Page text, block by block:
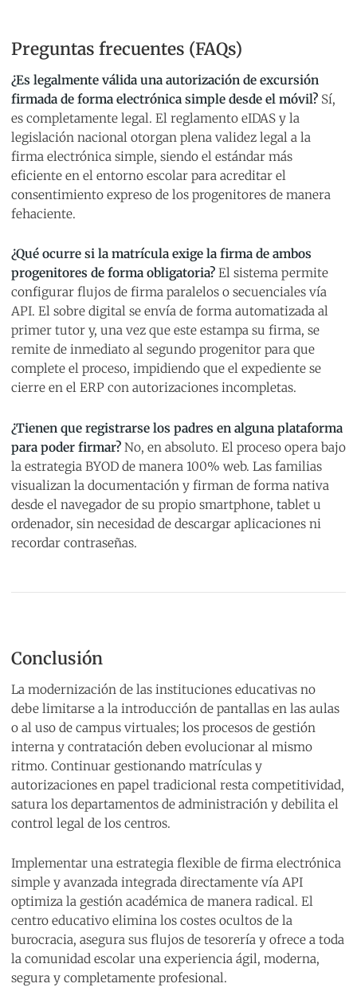
Preguntas frecuentes (FAQs)
¿Es legalmente válida una autorización de excursión
firmada de forma electrónica simple desde el móvil? Sí,
es completamente legal. El reglamento eIDAS y la
legislación nacional otorgan plena validez legal a la
firma electrónica simple, siendo el estándar más
eficiente en el entorno escolar para acreditar el
consentimiento expreso de los progenitores de manera
fehaciente.
¿Qué ocurre si la matrícula exige la firma de ambos
progenitores de forma obligatoria? El sistema permite
configurar flujos de firma paralelos o secuenciales vía
API. El sobre digital se envía de forma automatizada al
primer tutor y, una vez que este estampa su firma, se
remite de inmediato al segundo progenitor para que
complete el proceso, impidiendo que el expediente se
cierre en el ERP con autorizaciones incompletas.
¿Tienen que registrarse los padres en alguna plataforma
para poder firmar? No, en absoluto. El proceso opera bajo
la estrategia BYOD de manera 100% web. Las familias
visualizan la documentación y firman de forma nativa
desde el navegador de su propio smartphone, tablet u
ordenador, sin necesidad de descargar aplicaciones ni
recordar contraseñas.
Conclusión
La modernización de las instituciones educativas no
debe limitarse a la introducción de pantallas en las aulas
o al uso de campus virtuales; los procesos de gestión
interna y contratación deben evolucionar al mismo
ritmo. Continuar gestionando matrículas y
autorizaciones en papel tradicional resta competitividad,
satura los departamentos de administración y debilita el
control legal de los centros.
Implementar una estrategia flexible de firma electrónica
simple y avanzada integrada directamente vía API
optimiza la gestión académica de manera radical. El
centro educativo elimina los costes ocultos de la
burocracia, asegura sus flujos de tesorería y ofrece a toda
la comunidad escolar una experiencia ágil, moderna,
segura y completamente profesional.